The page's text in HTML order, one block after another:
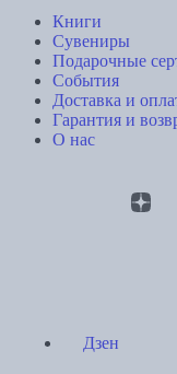
Книги
Сувениры
Подарочные
События
Доставка и
Гарантия и
О нас
Дзен